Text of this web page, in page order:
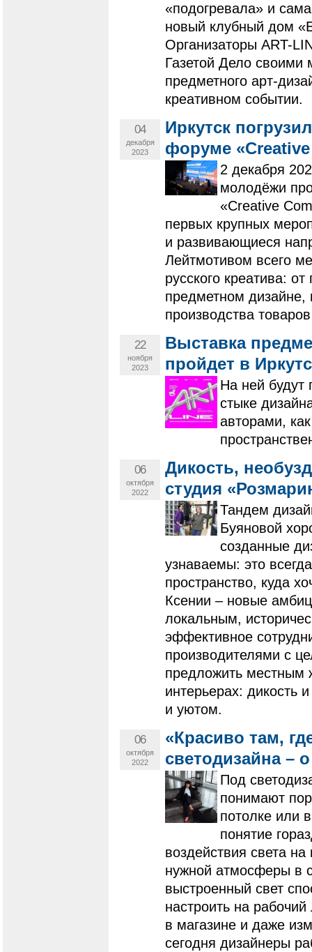
«подогревала» и
новый клубный дом
Организаторы ART-
Газетой Дело своими
предметного арт-
креативном событии.
04
декабря
2023
Иркутск
форуме
2 декабря
молодёжи
«Creative
первых крупных
и развивающиеся
Лейтмотивом всего
русского креатива:
предметном дизайне,
производства
22
ноября
2023
Выставка
пройдет в
На ней будут
стыке
авторами,
06
октября
2022
Дикость,
студия
Тандем
Буяновой
созданные
узнаваемы: это
пространство, куда
Ксении – новые
локальным,
эффективное
производителями с
предложить местным
интерьерах: дикость
и уютом.
06
октября
2022
«Красиво там,
светодизайна –
Под
понимают
потолке или
понятие
воздействия света
нужной атмосферы в
выстроенный свет
настроить на
в магазине и даже
сегодня дизайнеры